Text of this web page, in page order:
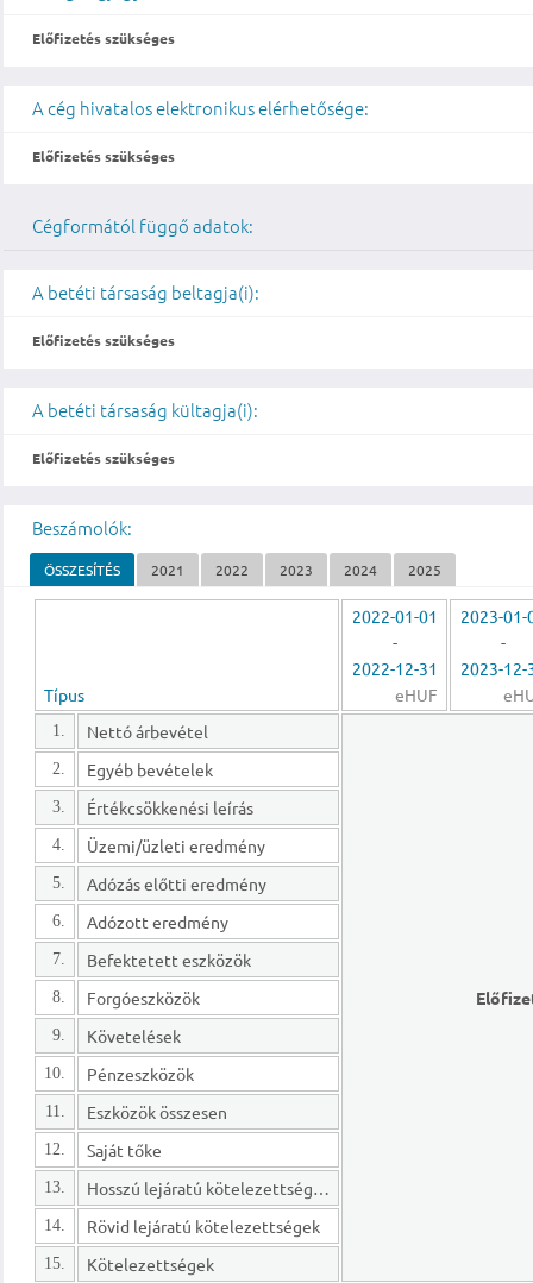
Előfizetés szükséges
A cég hivatalos elektronikus elérhetősége:
Előfizetés szükséges
Cégformától függő adatok:
A betéti társaság beltagja(i):
Előfizetés szükséges
A betéti társaság kültagja(i):
Előfizetés szükséges
Beszámolók:
ÖSSZESÍTÉS 2021 2022 2023 2024 2025
Típus
2022-01-01
-
2022-12-31
eHUF
2023-01-
-
2023-12-
1. Nettó árbevétel
2. Egyéb bevételek
3. Értékcsökkenési leírás
4. Üzemi/üzleti eredmény
5. Adózás előtti eredmény
6. Adózott eredmény
7. Befektetett eszközök
8. Forgóeszközök
9. Követelések
10. Pénzeszközök
11. Eszközök összesen
12. Saját tőke
13. Hosszú lejáratú kötelezettségek
14. Rövid lejáratú kötelezettségek
15. Kötelezettségek